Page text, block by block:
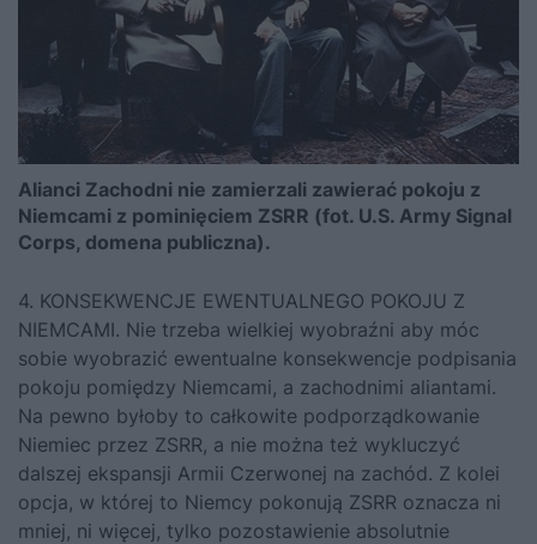
Alianci Zachodni nie zamierzali zawierać pokoju z
Niemcami z pominięciem ZSRR (fot. U.S. Army Signal
Corps, domena publiczna).
4. KONSEKWENCJE EWENTUALNEGO POKOJU Z
NIEMCAMI. Nie trzeba wielkiej wyobraźni aby móc
sobie wyobrazić ewentualne konsekwencje podpisania
pokoju pomiędzy Niemcami, a zachodnimi aliantami.
Na pewno byłoby to całkowite podporządkowanie
Niemiec przez ZSRR, a nie można też wykluczyć
dalszej ekspansji Armii Czerwonej na zachód. Z kolei
opcja, w której to Niemcy pokonują ZSRR oznacza ni
mniej, ni więcej, tylko pozostawienie absolutnie